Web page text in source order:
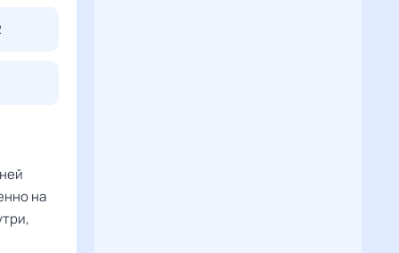
на